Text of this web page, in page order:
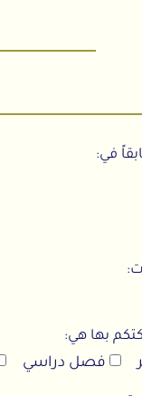
في:
بها هي:
فصل دراسي